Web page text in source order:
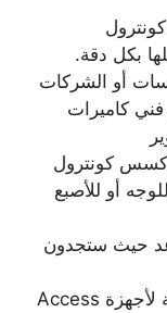
بكل دقة.
أو الشركات
فني كاميرات
كونترول
أو للأصبع
حيث ستجدون
نقدم اعمال التوصيل أو البرمجة لأجهزة Access